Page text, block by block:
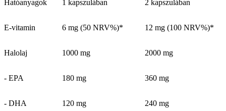
Hatóanyagok 1 kapszulában 2 kapszulában
E-vitamin 6 mg (50 NRV%)* 12 mg (100 NRV%)*
Halolaj 1000 mg 2000 mg
- EPA 180 mg 360 mg
- DHA 120 mg 240 mg